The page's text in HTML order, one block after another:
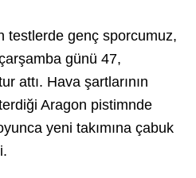
testlerde genç sporcumuz,
günü 47,
attı. Hava şartlarının
Aragon pistimnde
yeni takımına çabuk